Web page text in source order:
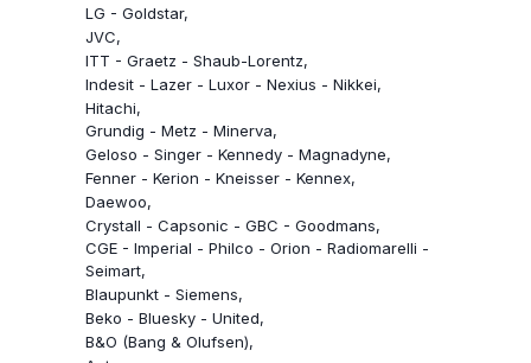
LG - Goldstar
JVC
ITT - Graetz - Shaub-Lorentz
Indesit - Lazer - Luxor - Nexius - Nikkei
Hitachi
Grundig - Metz - Minerva
Geloso - Singer - Kennedy - Magnadyne
Fenner - Kerion - Kneisser - Kennex
Daewoo
Crystall - Capsonic - GBC - Goodmans
CGE - Imperial - Philco - Orion - Radiomarelli -
Seimart
Blaupunkt - Siemens
Beko - Bluesky - United
B&O (Bang & Olufsen)